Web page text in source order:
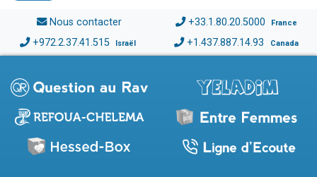
Nous contacter +33.1.80.20.5000 France
+972.2.37.41.515 Israël +1.437.887.14.93 Canada